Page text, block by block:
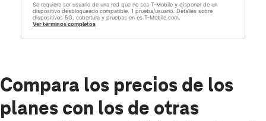
Se requiere ser usuario de una red que no sea T-Mobile y disponer de un
dispositivo desbloqueado compatible. 1 prueba/usuario. Detalles sobre
dispositivos 5G, cobertura y pruebas en es.T-Mobile.com.
Ver términos completos
Compara los precios de los
planes con los de otras